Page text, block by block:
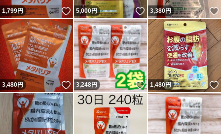
1,799円 いいね！
5,000円 いいね！
3,380円
3,480円 いいね！
3,248円 いいね！
1,480円